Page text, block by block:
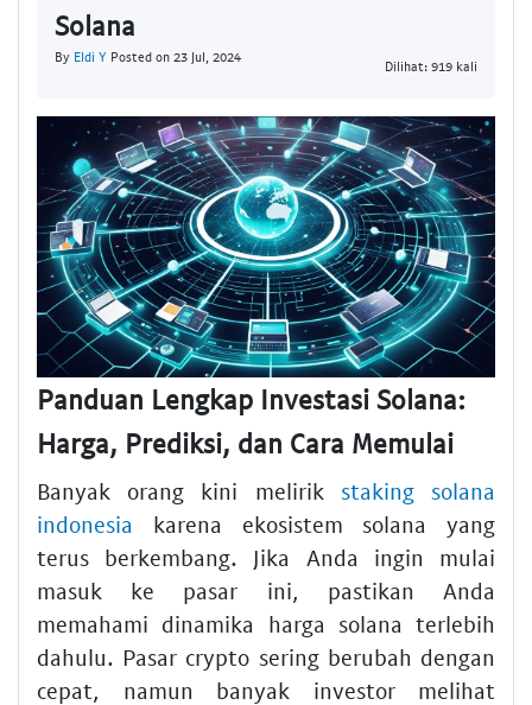
Solana
By Eldi Y Posted on 23 Jul, 2024
Dilihat: 919 kali
Panduan Lengkap Investasi Solana:
Harga, Prediksi, dan Cara Memulai
Banyak orang kini melirik staking solana
indonesia karena ekosistem solana yang
terus berkembang. Jika Anda ingin mulai
masuk ke pasar ini, pastikan Anda
memahami dinamika harga solana terlebih
dahulu. Pasar crypto sering berubah dengan
cepat, namun banyak investor melihat